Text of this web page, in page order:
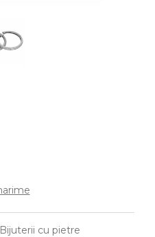
Vezi toate
Bijuterii cu pietre